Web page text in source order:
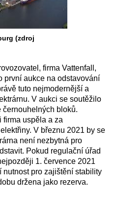
(zdroj
firma Vattenfall,
první aukce na odstavování
tuto nejmodernější a
V aukci se soutěžilo
černouhelných bloků.
firma uspěla a za
V březnu 2021 by se
není nezbytná pro
Pokud regulační úřad
1. července 2021
nutnost pro zajištění stability
držena jako rezerva.